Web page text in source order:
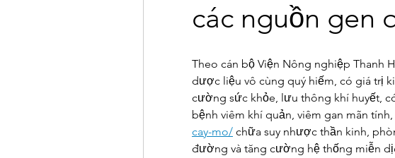
các nguồn gen
Theo cán bộ Viện Nông nghiệp Thanh
dược liệu vô cùng quý hiếm, có giá trị
cường sức khỏe, lưu thông khí huyết,
bệnh viêm khí quản, viêm gan mãn tính,
cay-mo/ chữa suy nhược thần kinh,
đường và tăng cường hệ thống miễn